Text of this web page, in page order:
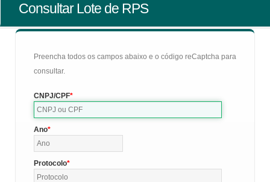
Consultar Lote de RPS
Preencha todos os campos abaixo e o código reCaptcha para
consultar.
CNPJ/CPF
Ano
Protocolo